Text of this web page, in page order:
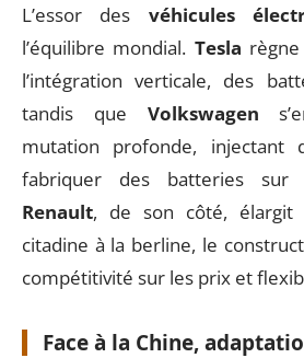
L’essor des véhicules
l’équilibre mondial. Tesla
l’intégration verticale, des
tandis que Volkswagen
mutation profonde, injectant
fabriquer des batteries sur
Renault, de son côté, élargit
citadine à la berline, le
compétitivité sur les prix et
Face à la Chine,